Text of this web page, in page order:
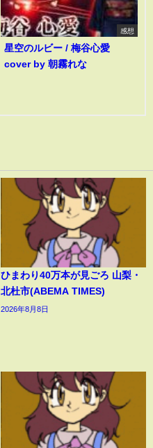
感想
星空のルビー / 梅谷心愛
cover by 朝霧れな
ひまわり40万本が見ごろ 山梨・
北杜市(ABEMA TIMES)
2026年8月8日